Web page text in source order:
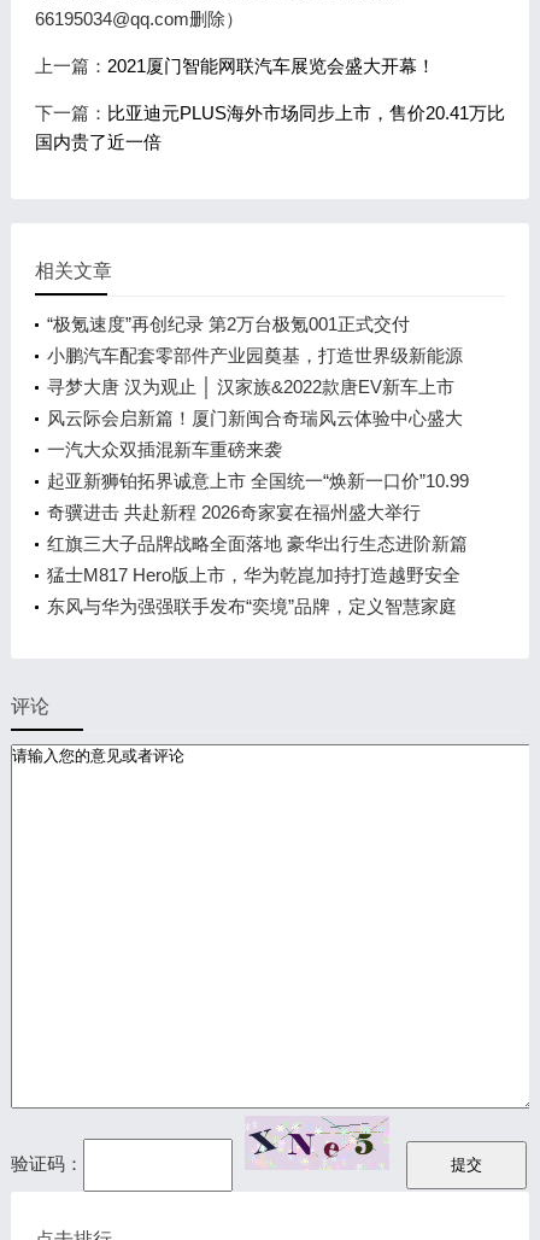
66195034@qq.com删除）
上一篇： 2021厦门智能网联汽车展览会盛大开幕！
下一篇： 比亚迪元PLUS海外市场同步上市，售价20.41万比
国内贵了近一倍
相关文章
“极氪速度”再创纪录 第2万台极氪001正式交付
小鹏汽车配套零部件产业园奠基，打造世界级新能源
智能汽车集群
寻梦大唐 汉为观止 │ 汉家族&2022款唐EV新车上市
发布会，敬请期待！
风云际会启新篇！厦门新闽合奇瑞风云体验中心盛大
开业
一汽大众双插混新车重磅来袭
起亚新狮铂拓界诚意上市 全国统一“焕新一口价”10.99
万元起
奇骥进击 共赴新程 2026奇家宴在福州盛大举行
红旗三大子品牌战略全面落地 豪华出行生态进阶新篇
章
猛士M817 Hero版上市，华为乾崑加持打造越野安全
标杆！
东风与华为强强联手发布“奕境”品牌，定义智慧家庭
评论
验证码：